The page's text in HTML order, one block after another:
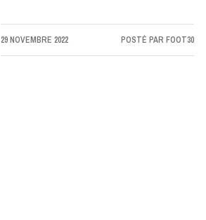
29 NOVEMBRE 2022 POSTÉ PAR FOOT30